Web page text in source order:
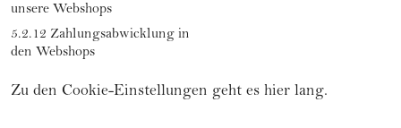
unsere Webshops
5.2.12 Zahlungsabwicklung in
den Webshops
Zu den Cookie-Einstellungen geht es hier lang.